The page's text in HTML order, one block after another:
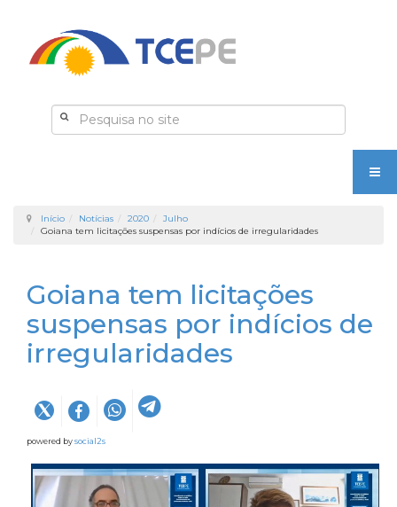
Início Notícias 2020
Julho
Goiana tem licitações suspensas por indícios de irregularidades
Goiana tem licitações
suspensas por indícios de
irregularidades
powered bysocial2s